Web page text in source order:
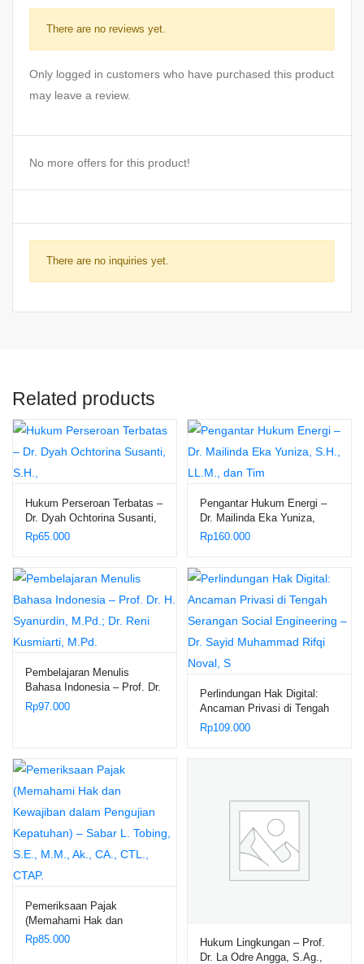
There are no reviews yet.
Only logged in customers who have purchased this product
may leave a review.
No more offers for this product!
There are no inquiries yet.
Related products
Hukum Perseroan Terbatas –
Dr. Dyah Ochtorina Susanti,
S.H.,
Rp65.000
Pengantar Hukum Energi –
Dr. Mailinda Eka Yuniza,
S.H., LL.M., dan Tim
Rp160.000
Pembelajaran Menulis
Bahasa Indonesia – Prof. Dr.
H. Syanurdin, M.Pd.; Dr.
Reni Kusmiarti, M.Pd.
Rp97.000
Perlindungan Hak Digital:
Ancaman Privasi di Tengah
Serangan Social Engineering
– Dr. Sayid Muhammad Rifqi
Rp109.000
Pemeriksaan Pajak
(Memahami Hak dan
Kewajiban dalam Pengujian
Rp85.000
Hukum Lingkungan – Prof.
Dr. La Odre Angga, S.Ag.,